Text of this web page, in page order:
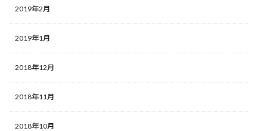
2019年2月
2019年1月
2018年12月
2018年11月
2018年10月